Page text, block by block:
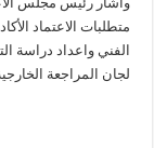
متطلبات الاعتماد
الفني واعداد دراسة
لجان المراجعة